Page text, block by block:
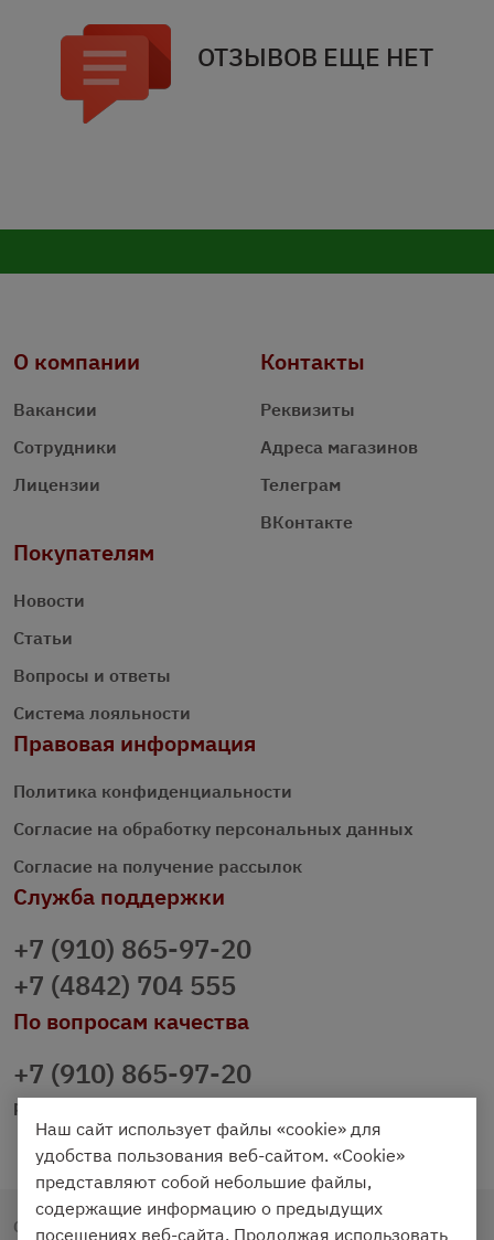
ОТЗЫВОВ ЕЩЕ НЕТ
О компании
Вакансии
Сотрудники
Лицензии
Контакты
Реквизиты
Адреса магазинов
Телеграм
ВКонтакте
Покупателям
Новости
Статьи
Вопросы и ответы
Система лояльности
Правовая информация
Политика конфиденциальности
Согласие на обработку персональных данных
Согласие на получение рассылок
Служба поддержки
+7 (910) 865-97-20
+7 (4842) 704 555
По вопросам качества
+7 (910) 865-97-20
prazdnichniy40@palmi.ru
Copyright © 2020 - 2026. Праздничный Стол.
Наш сайт использует файлы «cookie» для
удобства пользования веб-сайтом. «Cookie»
представляют собой небольшие файлы,
содержащие информацию о предыдущих
посещениях веб-сайта. Продолжая использовать